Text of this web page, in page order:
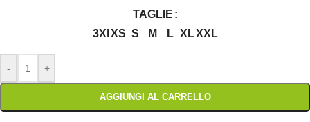
TAGLIE
3Xl XS S M L XLXXL
- +
AGGIUNGI AL CARRELLO